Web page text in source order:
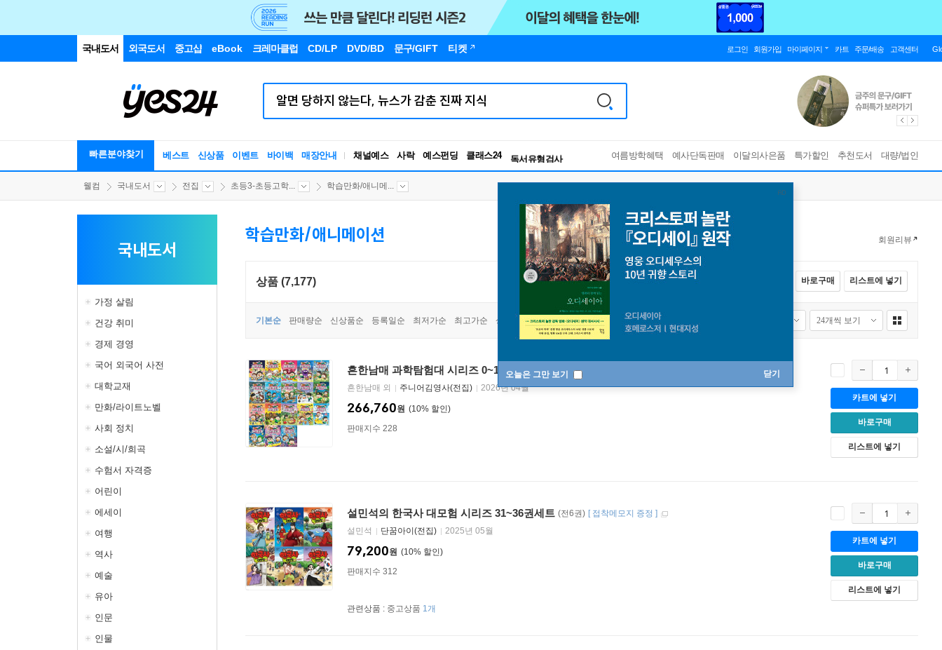
국내도서 외국도서 중고샵 eBook 크레마클럽 CD/LP DVD/BD 문구/GIFT 티켓 로그인 회원가입 마이페이지 카트 주문/배송 고객센터
빠른분야찾기 베스트 신상품 이벤트 바이백 매장안내 채널예스 사락 예스펀딩 클래스24
독서유형검사
여름방학혜택 예사단독판매 이달의사은품 특가할인 추천도서 대량/법인
오늘은 그만 보기 닫기
웰컴 국내도서 전집 초등3-초등고학... 학습만화/애니메...
국내도서
가정 살림
건강 취미
경제 경영
국어 외국어 사전
대학교재
만화/라이트노벨
사회 정치
소설/시/희곡
수험서 자격증
어린이
에세이
여행
역사
예술
유아
인문
인물
학습만화/애니메이션 회원리뷰
상품 (7,177) 전체선택 바로구매 리스트에 넣기
기본순 판매량순 신상품순 등록일순 최저가순 최고가순 상품명순
흔한남매 과학탐험대 시리즈 0~17권세트 [독서대증정]
흔한남매 외
주니어김영사(전집) 2026년 04월
10%
266,760원
판매지수 228
카트에 넣기
바로구매
리스트에 넣기
설민석의 한국사 대모험 시리즈 31~36권세트 (전6권) [ 접착메모지 증정 ]
설민석
단꿈아이(전집) 2025년 05월
10%
79,200원
판매지수 312
관련상품 : 중고상품 1개
카트에 넣기
바로구매
리스트에 넣기